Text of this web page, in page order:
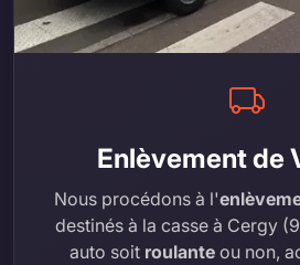
Enlèvement de
Nous procédons à l'
destinés à la casse à Cergy
auto soit roulante ou non,